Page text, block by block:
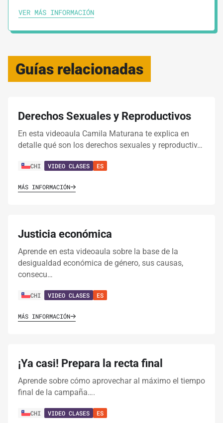
VER MÁS INFORMACIÓN
Guías relacionadas
Derechos Sexuales y Reproductivos
En esta videoaula Camila Maturana te explica en
detalle qué son los derechos sexuales y reproductiv…
CHI VIDEO CLASES ES
MÁS INFORMACIÓN
Justicia económica
Aprende en esta videoaula sobre la base de la
desigualdad económica de género, sus causas,
consecu…
CHI VIDEO CLASES ES
MÁS INFORMACIÓN
¡Ya casi! Prepara la recta final
Aprende sobre cómo aprovechar al máximo el tiempo
final de la campaña….
CHI VIDEO CLASES ES